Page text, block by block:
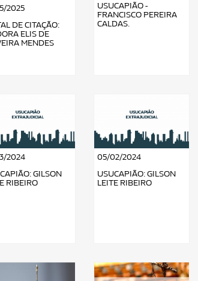
2025
DE CITAÇÃO:
ELIS DE
MENDES
USUCAPIÃO -
FRANCISCO PEREIRA
CALDAS.
2024
GILSON
RIBEIRO
05/02/2024
USUCAPIÃO: GILSON
LEITE RIBEIRO